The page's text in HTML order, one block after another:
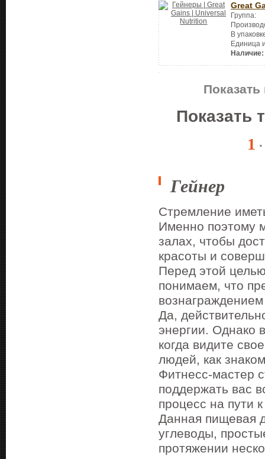
Great
Группа:
В
Единица
Наличие:
Показать
1
Гейнер
Стремление
Именно поэтому
залах, чтобы
красоты и
Перед этой
понимаем, что
Да,
энергии. Однако
когда видите
людей, как
Фитнесс-мастер
поддержать вас
процесс на пути
Данная пищевая
углеводы,
протяжении